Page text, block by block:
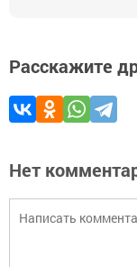
Расскажите
Нет